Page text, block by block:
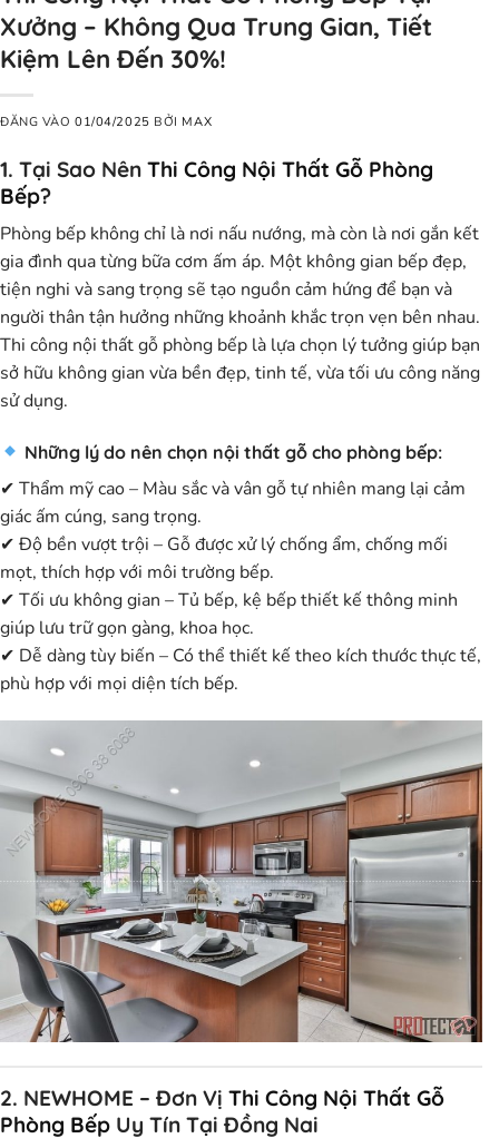
Xưởng – Không Qua Trung Gian, Tiết
Kiệm Lên Đến 30%!
ĐĂNG VÀO01/04/2025 BỞI MAX
1. Tại Sao Nên Thi Công Nội Thất Gỗ Phòng
Bếp?
Phòng bếp không chỉ là nơi nấu nướng, mà còn là nơi gắn kết
gia đình qua từng bữa cơm ấm áp. Một không gian bếp đẹp,
tiện nghi và sang trọng sẽ tạo nguồn cảm hứng để bạn và
người thân tận hưởng những khoảnh khắc trọn vẹn bên nhau.
Thi công nội thất gỗ phòng bếp là lựa chọn lý tưởng giúp bạn
sở hữu không gian vừa bền đẹp, tinh tế, vừatối ưu công năng
sử dụng.
Những lý do nên chọn nội thất gỗ cho phòng bếp:
✔ Thẩm mỹ cao– Màu sắc và vân gỗ tự nhiên mang lại cảm
giác ấm cúng, sang trọng.
✔ Độ bền vượt trội – Gỗ được xử lý chống ẩm, chống mối
mọt, thích hợp với môi trường bếp.
✔ Tối ưu không gian – Tủ bếp, kệ bếp thiết kế thông minh
giúp lưu trữ gọn gàng, khoa học.
✔ Dễ dàng tùy biến – Có thể thiết kế theo kích thước thực tế,
phù hợp với mọi diện tích bếp.
2. NEWHOME – Đơn Vị Thi Công Nội Thất Gỗ
Phòng Bếp Uy Tín Tại Đồng Nai